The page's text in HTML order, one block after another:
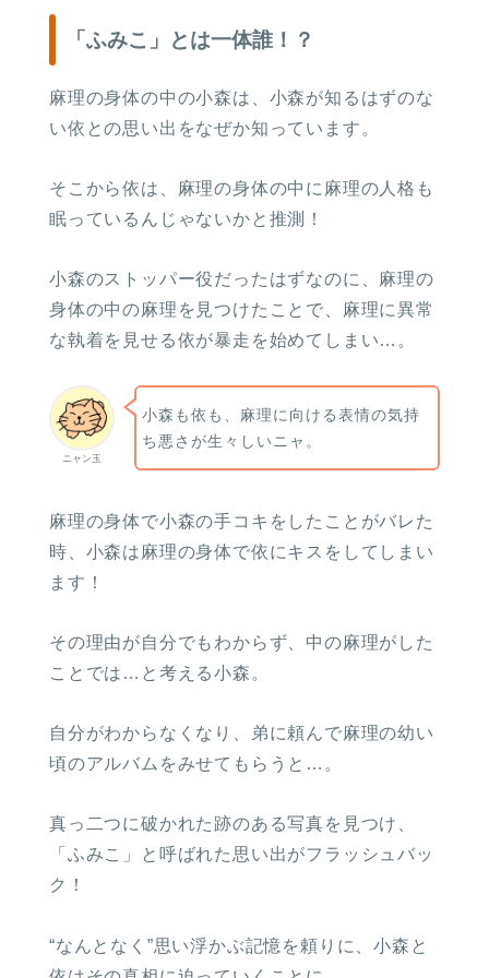
「ふみこ」とは一体誰！？
麻理の身体の中の小森は、小森が知るはずのな
い依との思い出をなぜか知っています。
そこから依は、麻理の身体の中に麻理の人格も
眠っているんじゃないかと推測！
小森のストッパー役だったはずなのに、麻理の
身体の中の麻理を見つけたことで、麻理に異常
な執着を見せる依が暴走を始めてしまい…。
ニャン玉
小森も依も、麻理に向ける表情の気持
ち悪さが生々しいニャ。
麻理の身体で小森の手コキをしたことがバレた
時、小森は麻理の身体で依にキスをしてしまい
ます！
その理由が自分でもわからず、中の麻理がした
ことでは…と考える小森。
自分がわからなくなり、弟に頼んで麻理の幼い
頃のアルバムをみせてもらうと…。
真っ二つに破かれた跡のある写真を見つけ、
「ふみこ」と呼ばれた思い出がフラッシュバッ
ク！
“なんとなく”思い浮かぶ記憶を頼りに、小森と